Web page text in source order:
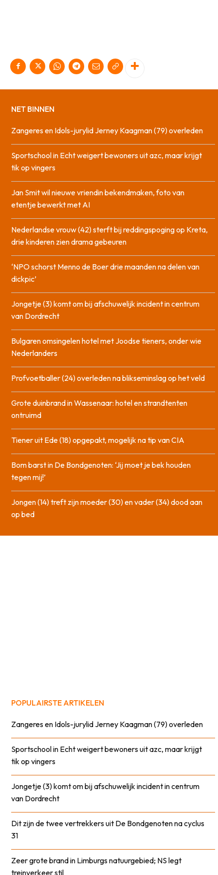
NET BINNEN
Zangeres en Idols-jurylid Jerney Kaagman (79) overleden
Sportschool in Echt weigert bewoners uit azc, maar krijgt
tik op vingers
Jan Smit wil nieuwe vriendin bekendmaken, foto van
etentje bewerkt met AI
Nederlandse vrouw (42) sterft bij reddingspoging op Kreta,
drie kinderen zien drama gebeuren
‘NPO schorst Menno de Boer drie maanden na delen van
dickpic’
Jongetje (3) komt om bij afschuwelijk incident in centrum
van Dordrecht
Bulgaren omsingelen hotel met Joodse tieners, onder wie
Nederlanders
Profvoetballer (24) overleden na blikseminslag op het veld
Grote duinbrand in Wassenaar: hotel en strandtenten
ontruimd
Tiener uit Ede (18) opgepakt, mogelijk na tip van CIA
Bom barst in De Bondgenoten: ‘Jij moet je bek houden
tegen mij!’
Jongen (14) treft zijn moeder (30) en vader (34) dood aan
op bed
POPULAIRSTE ARTIKELEN
Zangeres en Idols-jurylid Jerney Kaagman (79) overleden
Sportschool in Echt weigert bewoners uit azc, maar krijgt
tik op vingers
Jongetje (3) komt om bij afschuwelijk incident in centrum
van Dordrecht
Dit zijn de twee vertrekkers uit De Bondgenoten na cyclus
31
Zeer grote brand in Limburgs natuurgebied; NS legt
treinverkeer stil